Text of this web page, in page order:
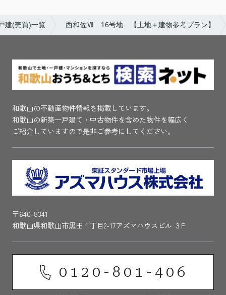
建(売買)一覧 西和佐Ⅶ 16号地 【土地＋建物参考プラン】
和歌山の不動産物件情報を掲載しています。
和歌山の新築一戸建て・中古物件を含めた物件を幅広く
ご紹介していますので是非ご参考にしてください。
〒640-8341
和歌山県和歌山市黒田１丁目2-17アズマハウスビル ３F
0120-801-406